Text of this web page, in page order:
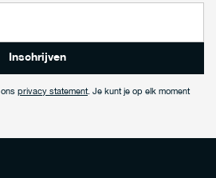
Inschrijven
privacy statement. Je kunt je op elk moment